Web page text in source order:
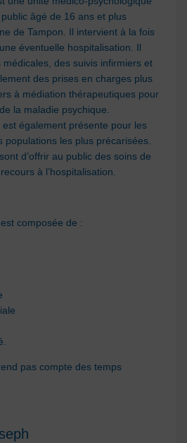
âgé de 16 ans et plus
de Tampon. Il intervient à la fois
éventuelle hospitalisation. Il
des suivis infirmiers et
des prises en charges plus
à médiation thérapeutiques pour
la maladie psychique.
également présente pour les
les plus précarisées.
d’offrir au public des soins de
à l’hospitalisation.
composée de :
pas compte des temps